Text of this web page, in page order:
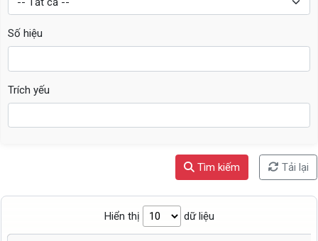
Số hiệu
Trích yếu
Tìm kiếm Tải lại
Hiển thị dữ liệu